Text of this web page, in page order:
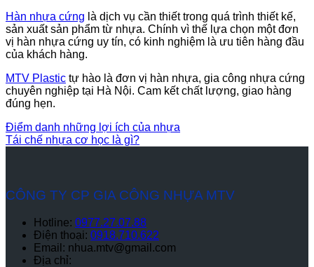
Hàn nhựa cứng là dịch vụ cần thiết trong quá trình thiết kế,
sản xuất sản phẩm từ nhựa. Chính vì thế lựa chọn một đơn
vị hàn nhựa cứng uy tín, có kinh nghiệm là ưu tiên hàng đầu
của khách hàng.
MTV Plastic tự hào là đơn vị hàn nhựa, gia công nhựa cứng
chuyên nghiệp tại Hà Nội. Cam kết chất lượng, giao hàng
đúng hẹn.
Điểm danh những lợi ích của nhựa
Tái chế nhựa cơ học là gì?
CÔNG TY CP GIA CÔNG NHỰA MTV
Hotline: 0977.27.07.88
Điện thoại: 0918.710.622
Email: nhua.mtv@gmail.com
Địa chỉ: